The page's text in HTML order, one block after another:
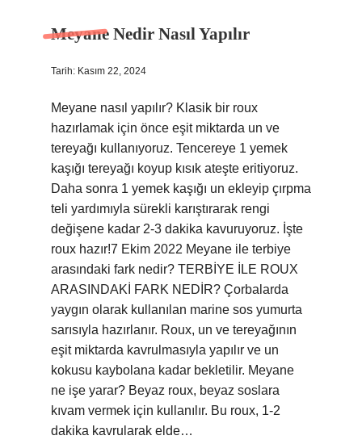
Meyane Nedir Nasıl Yapılır
Tarih: Kasım 22, 2024
Meyane nasıl yapılır? Klasik bir roux
hazırlamak için önce eşit miktarda un ve
tereyağı kullanıyoruz. Tencereye 1 yemek
kaşığı tereyağı koyup kısık ateşte eritiyoruz.
Daha sonra 1 yemek kaşığı un ekleyip çırpma
teli yardımıyla sürekli karıştırarak rengi
değişene kadar 2-3 dakika kavuruyoruz. İşte
roux hazır!7 Ekim 2022 Meyane ile terbiye
arasındaki fark nedir? TERBİYE İLE ROUX
ARASINDAKİ FARK NEDİR? Çorbalarda
yaygın olarak kullanılan marine sos yumurta
sarısıyla hazırlanır. Roux, un ve tereyağının
eşit miktarda kavrulmasıyla yapılır ve un
kokusu kaybolana kadar bekletilir. Meyane
ne işe yarar? Beyaz roux, beyaz soslara
kıvam vermek için kullanılır. Bu roux, 1-2
dakika kavrularak elde…